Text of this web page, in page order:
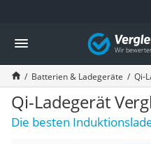
Die beliebtesten Vergleiche
Elektronik
Powerstation
Monitor 32 Zoll 4K
Fernseher
Drucker
Desktop-PC
Vergleich
Batterien & Ladegeräte Qi-
Qi-Ladegerät
Die besten